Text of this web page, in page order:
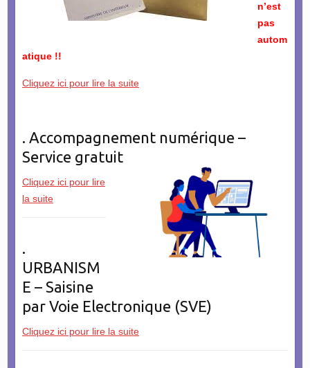
n’est
pas
autom
atique !!
Cliquez ici pour lire la suite
. Accompagnement numérique –
Service gratuit
Cliquez ici pour lire
la suite
.
URBANISM
E – Saisine
par Voie Electronique (SVE)
Cliquez ici pour lire la suite